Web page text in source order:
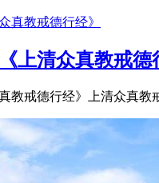
上清众真教戒德
教戒德行经》上清众真